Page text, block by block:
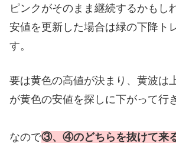
ピンクがそのまま継続するかも
安値を更新した場合は緑の下降ト
す。
要は黄色の高値が決まり、黄波は
が黄色の安値を探しに下がって行
なので③、④のどちらを抜けて来